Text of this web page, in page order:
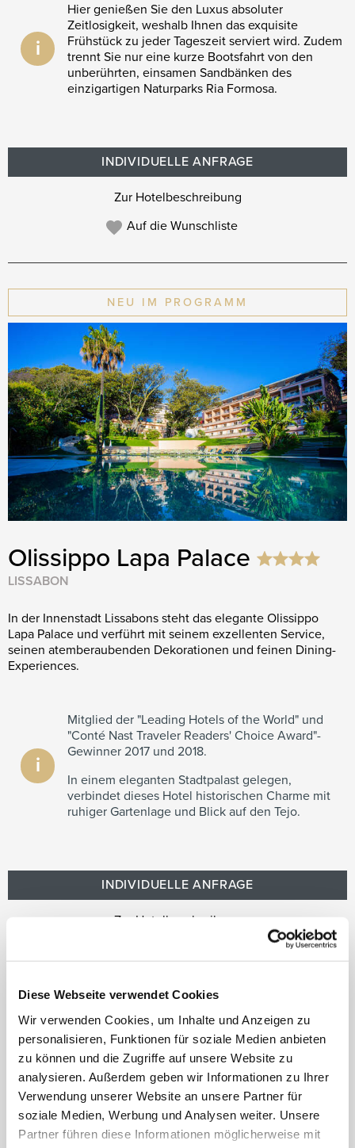
Diese Webseite verwendet Cookies
Wir verwenden Cookies, um Inhalte und Anzeigen zu
personalisieren, Funktionen für soziale Medien anbieten
zu können und die Zugriffe auf unsere Website zu
analysieren. Außerdem geben wir Informationen zu Ihrer
Verwendung unserer Website an unsere Partner für
soziale Medien, Werbung und Analysen weiter. Unsere
Partner führen diese Informationen möglicherweise mit
i
Hier genießen Sie den Luxus absoluter
Zeitlosigkeit, weshalb Ihnen das exquisite
Frühstück zu jeder Tageszeit serviert wird. Zudem
trennt Sie nur eine kurze Bootsfahrt von den
unberührten, einsamen Sandbänken des
einzigartigen Naturparks Ria Formosa.
INDIVIDUELLE ANFRAGE
Zur Hotelbeschreibung
Auf die Wunschliste
NEU IM PROGRAMM
Olissippo Lapa Palace
LISSABON
In der Innenstadt Lissabons steht das elegante Olissippo
Lapa Palace und verführt mit seinem exzellenten Service,
seinen atemberaubenden Dekorationen und feinen Dining-
Experiences.
i
Mitglied der "Leading Hotels of the World" und
"Conté Nast Traveler Readers' Choice Award"-
Gewinner 2017 und 2018.
In einem eleganten Stadtpalast gelegen,
verbindet dieses Hotel historischen Charme mit
ruhiger Gartenlage und Blick auf den Tejo.
INDIVIDUELLE ANFRAGE
Zur Hotelbeschreibung